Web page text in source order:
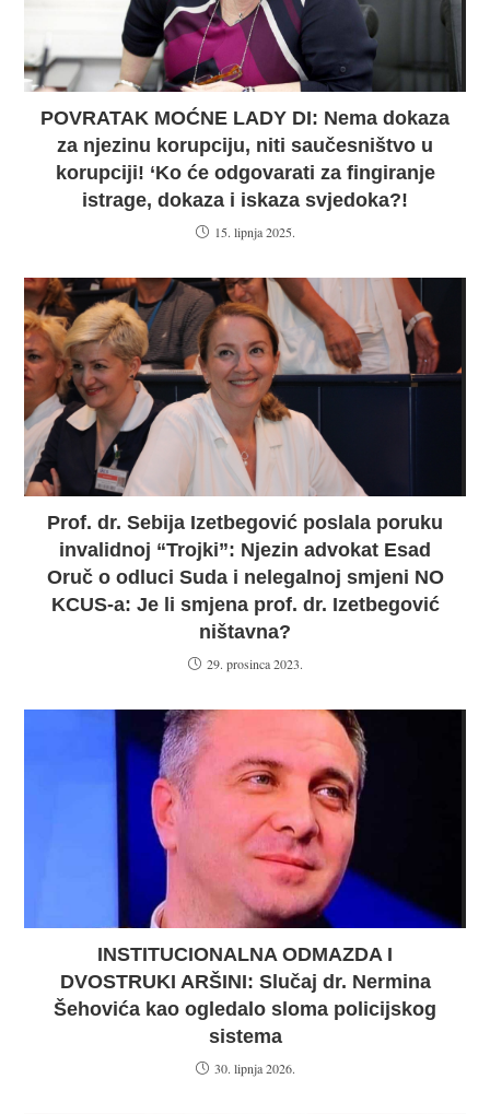
POVRATAK MOĆNE LADY DI: Nema dokaza
za njezinu korupciju, niti saučesništvo u
korupciji! ‘Ko će odgovarati za fingiranje
istrage, dokaza i iskaza svjedoka?!
15. lipnja 2025.
Prof. dr. Sebija Izetbegović poslala poruku
invalidnoj “Trojki”: Njezin advokat Esad
Oruč o odluci Suda i nelegalnoj smjeni NO
KCUS-a: Je li smjena prof. dr. Izetbegović
ništavna?
29. prosinca 2023.
INSTITUCIONALNA ODMAZDA I
DVOSTRUKI ARŠINI: Slučaj dr. Nermina
Šehovića kao ogledalo sloma policijskog
sistema
30. lipnja 2026.